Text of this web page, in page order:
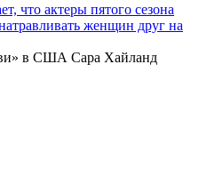
что актеры пятого сезона
женщин друг на
в США Сара Хайланд